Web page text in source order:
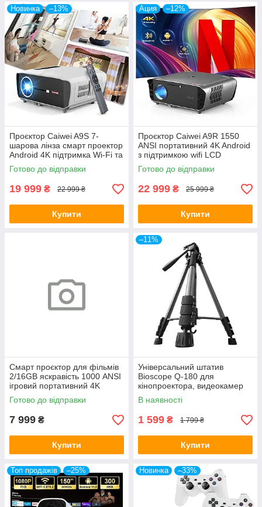
Новинка –13%
Проєктор Caiwei A9S 7-
шарова лінза смарт проектор
Android 4K підтримка Wi-Fi та
Bluetooth для дому та офісу
Готово до відправки
19 999 ₴ 22 999 ₴
Купити
Ация –12%
Проєктор Caiwei A9R 1550
ANSI портативний 4K Android
з підтримкою wifi LCD
проєктор домашній
світлодіодний відеопроектор
Готово до відправки
22 999 ₴ 25 999 ₴
Купити
Смарт проєктор для фільмів
2/16GB яскравість 1000 ANSI
ігровий портативний 4K
Projector Ultra HD до 150
дюймів
Готово до відправки
7 999 ₴
Купити
–11%
Універсальний штатив
Bioscope Q-180 для
кінопроектора, видеокамер
освітлювального обладнання
та екшн-камер
В наявності
1 599 ₴ 1 799 ₴
Купити
Топ продажів –25% Новинка –33%